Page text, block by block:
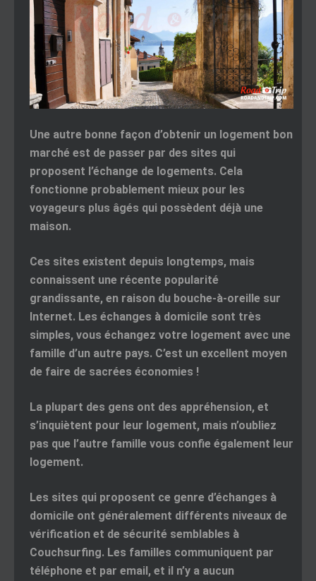
Une autre bonne façon d’obtenir un logement bon
marché est de passer par des sites qui
proposent l’échange de logements. Cela
fonctionne probablement mieux pour les
voyageurs plus âgés qui possèdent déjà une
maison.
Ces sites existent depuis longtemps, mais
connaissent une récente popularité
grandissante, en raison du bouche-à-oreille sur
Internet. Les échanges à domicile sont très
simples, vous échangez votre logement avec une
famille d’un autre pays. C’est un excellent moyen
de faire de sacrées économies !
La plupart des gens ont des appréhension, et
s’inquiètent pour leur logement, mais n’oubliez
pas que l’autre famille vous confie également leur
logement.
Les sites qui proposent ce genre d’échanges à
domicile ont généralement différents niveaux de
vérification et de sécurité semblables à
Couchsurfing. Les familles communiquent par
téléphone et par email, et il n’y a aucun